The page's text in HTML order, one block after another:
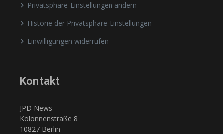
Privatsphäre-Einstellungen ändern
Historie der Privatsphäre-Einstellungen
Einwilligungen widerrufen
Kontakt
JPD News
Kolonnenstraße 8
10827 Berlin